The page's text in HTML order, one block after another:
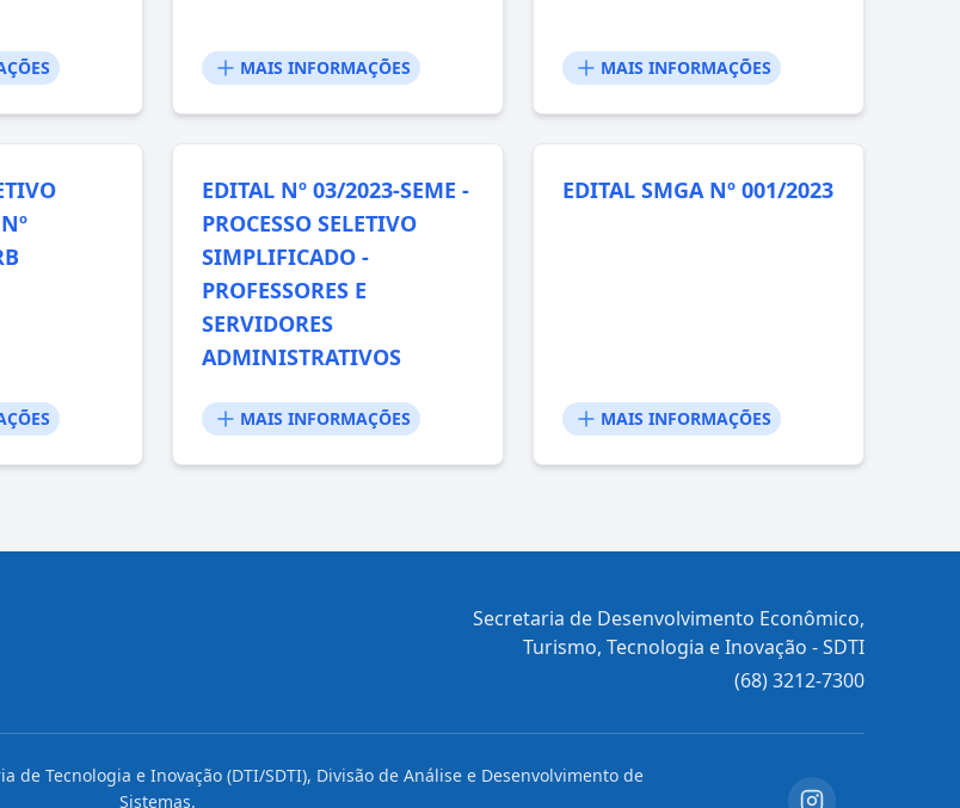
MAIS INFORMAÇÕES MAIS INFORMAÇÕES
EDITAL Nº 03/2023-SEME -
PROCESSO SELETIVO
SIMPLIFICADO -
PROFESSORES E
SERVIDORES
ADMINISTRATIVOS
MAIS INFORMAÇÕES
EDITAL SMGA Nº 001/2023
MAIS INFORMAÇÕES
Secretaria de Desenvolvimento Econômico,
Turismo, Tecnologia e Inovação - SDTI
(68) 3212-7300
de Tecnologia e Inovação (DTI/SDTI), Divisão de Análise e Desenvolvimento de
Sistemas.